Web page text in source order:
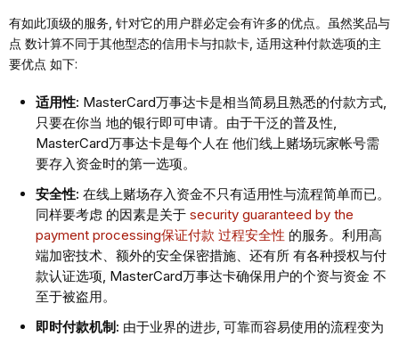
有如此顶级的服务, 针对它的⽤户群必定会有许多的优点。虽然奖品与
点 数计算不同于其他型态的信⽤卡与扣款卡, 适⽤这种付款选项的主
要优点 如下:
适⽤性: MasterCard万事达卡是相当简易且熟悉的付款⽅式,
只要在你当 地的银⾏即可申请。由于⼲泛的普及性,
MasterCard万事达卡是每个⼈在 他们线上赌场玩家帐号需
要存⼊资⾦时的第⼀选项。
安全性: 在线上赌场存⼊资⾦不只有适⽤性与流程简单⽽已。
同样要考虑 的因素是关于 security guaranteed by the
payment processing保证付款 过程安全性 的服务。利⽤⾼
端加密技术、额外的安全保密措施、还有所 有各种授权与付
款认证选项, MasterCard万事达卡确保⽤户的个资与资⾦ 不
⾄于被盗⽤。
即时付款机制: 由于业界的进步, 可靠⽽容易使⽤的流程变为